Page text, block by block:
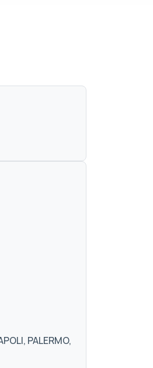
PALERMO,